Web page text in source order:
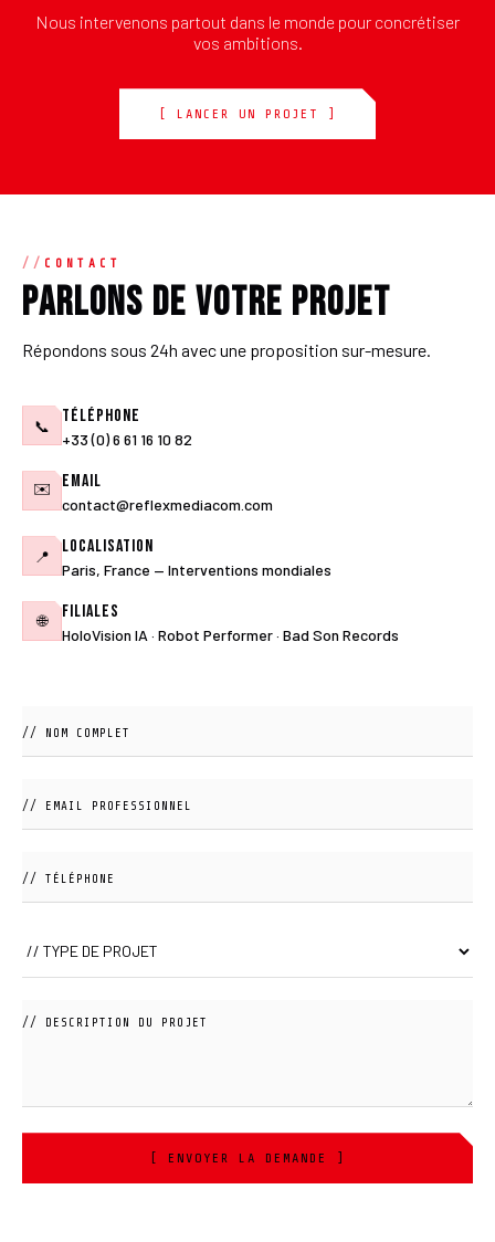
Nous intervenons partout dans le monde pour concrétiser
vos ambitions.
[ LANCER UN PROJET ]
CONTACT
Parlons de votre projet
Répondons sous 24h avec une proposition sur-mesure.
📞 Téléphone
+33 (0) 6 61 16 10 82
✉️ Email
contact@reflexmediacom.com
📍 Localisation
Paris, France — Interventions mondiales
🌐 Filiales
HoloVision IA · Robot Performer · Bad Son Records
[ ENVOYER LA DEMANDE ]